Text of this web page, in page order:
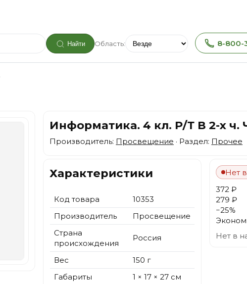
Найти Область: 8-800-
Информатика. 4 кл. Р/Т В 2-х ч.
Производитель: Просвещение · Раздел: Прочее
Характеристики
Код товара
10353
Производитель
Просвещение
Страна
происхождения
Россия
Вес
150 г
Габариты
1 × 17 × 27 см
Нет
372 ₽
279 ₽
−25%
Нет в